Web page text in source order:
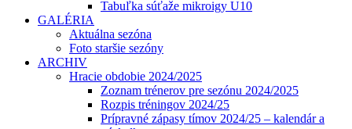
Tabuľka súťaže mikroigy U10
GALÉRIA
Aktuálna sezóna
Foto staršie sezóny
ARCHIV
Hracie obdobie 2024/2025
Zoznam trénerov pre sezónu 2024/2025
Rozpis tréningov 2024/25
Prípravné zápasy tímov 2024/25 – kalendár a